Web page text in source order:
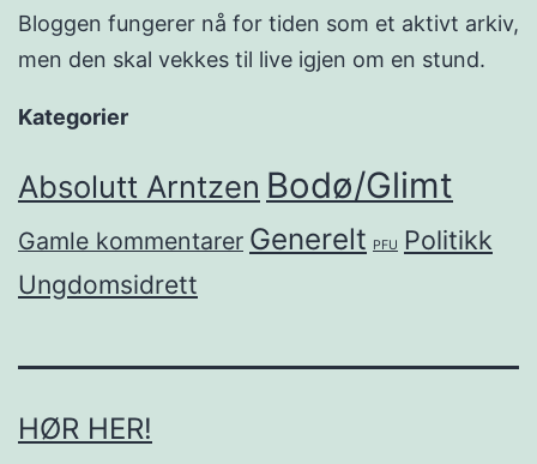
Bloggen fungerer nå for tiden som et aktivt arkiv,
men den skal vekkes til live igjen om en stund.
Kategorier
Absolutt Arntzen Bodø/Glimt
Gamle kommentarer Generelt PFU Politikk
Ungdomsidrett
HØR HER!